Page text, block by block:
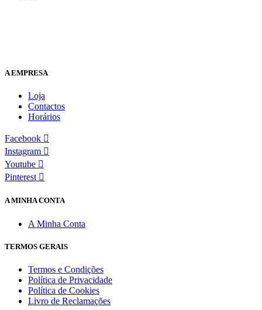
A EMPRESA
Loja
Contactos
Horários
Facebook
Instagram
Youtube
Pinterest
A MINHA CONTA
A Minha Conta
TERMOS GERAIS
Termos e Condições
Política de Privacidade
Política de Cookies
Livro de Reclamações